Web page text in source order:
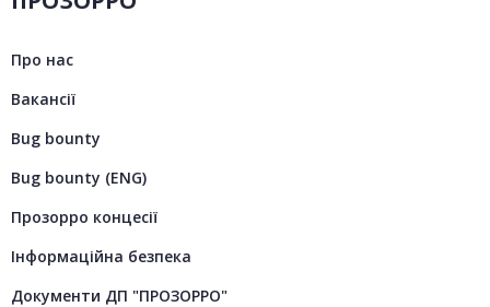
Про нас
Вакансії
Bug bounty
Bug bounty (ENG)
Прозорро концесії
Інформаційна безпека
Документи ДП "ПРОЗОРРО"